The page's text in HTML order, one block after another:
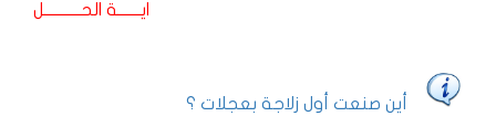
ايـــــــة الحـــــــــــل
أين صنعت أول زلاجة بعجلات ؟